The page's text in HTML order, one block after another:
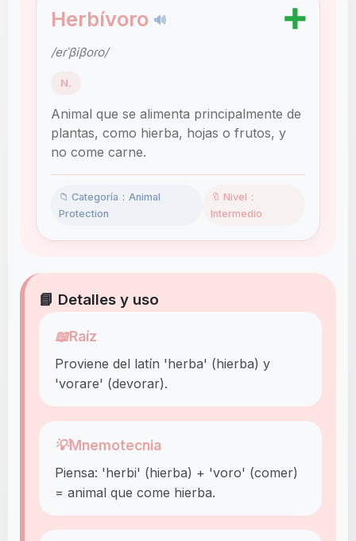
Herbívoro 🔊 ➕
/eɾˈβiβoɾo/
N.
Animal que se alimenta principalmente de
plantas, como hierba, hojas o frutos, y
no come carne.
📁 Categoría：Animal
Protection
🔖 Nivel：
Intermedio
📘 Detalles y uso
📖Raíz
Proviene del latín 'herba' (hierba) y
'vorare' (devorar).
💡Mnemotecnia
Piensa: 'herbi' (hierba) + 'voro' (comer)
= animal que come hierba.